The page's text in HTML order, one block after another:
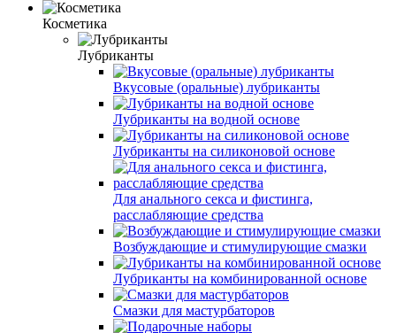
Косметика
Лубриканты
Вкусовые (оральные) лубриканты
Лубриканты на водной основе
Лубриканты на силиконовой основе
Для анального секса и фистинга,
расслабляющие средства
Возбуждающие и стимулирующие смазки
Лубриканты на комбинированной основе
Смазки для мастурбаторов